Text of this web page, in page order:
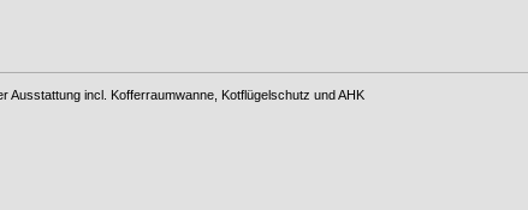
Ausstattung incl. Kofferraumwanne, Kotflügelschutz und AHK